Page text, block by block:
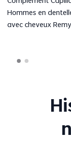
Hommes en
avec cheveux Remy